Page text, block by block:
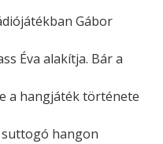
Gábor
Éva alakítja. Bár a
a hangjáték története
hangon